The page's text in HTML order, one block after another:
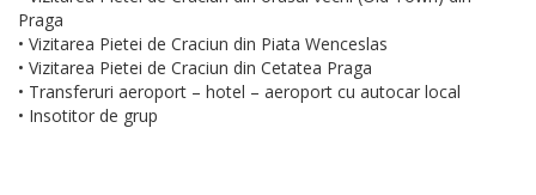
Praga
• Vizitarea Pietei de Craciun din Piata Wenceslas
• Vizitarea Pietei de Craciun din Cetatea Praga
• Transferuri aeroport – hotel – aeroport cu autocar local
• Insotitor de grup